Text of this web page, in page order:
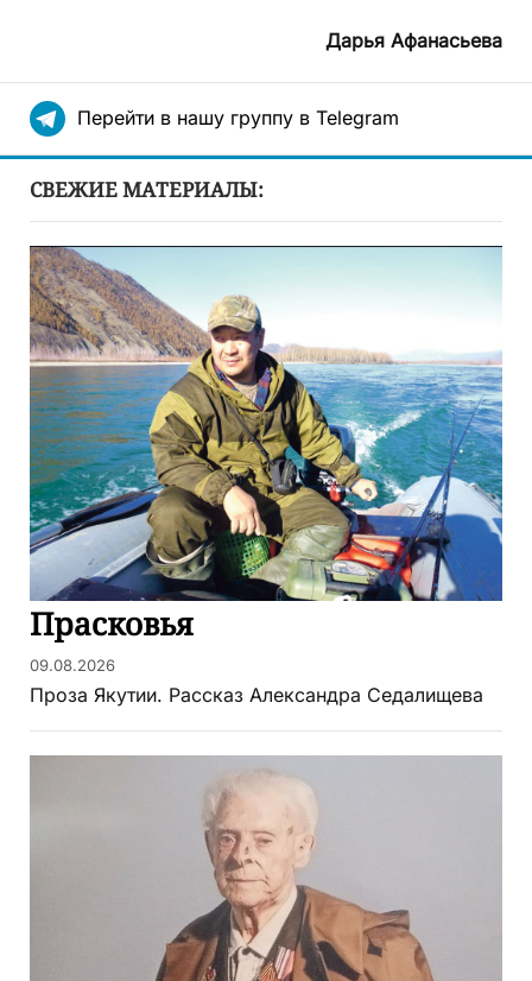
Дарья Афанасьева
Перейти в нашу группу в Telegram
СВЕЖИЕ МАТЕРИАЛЫ:
Прасковья
09.08.2026
Проза Якутии. Рассказ Александра Седалищева